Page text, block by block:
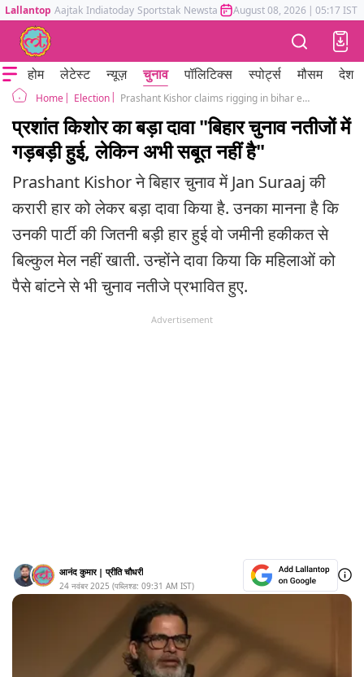
Lallantop Aajtak Indiatoday Sportstak Newstak Mumbai Tak Astrotak
August 08, 2026 | 05:17 IST
होम लेटेस्ट न्यूज़ चुनाव पॉलिटिक्स स्पोर्ट्स मौसम देश
Home Election Prashant Kishor claims rigging in bihar election result but do not have evidence
प्रशांत किशोर का बड़ा दावा "बिहार चुनाव नतीजों में
गड़बड़ी हुई, लेकिन अभी सबूत नहीं है"
Prashant Kishor ने बिहार चुनाव में Jan Suraaj की
करारी हार को लेकर बड़ा दावा किया है. उनका मानना है कि
उनकी पार्टी की जितनी बड़ी हार हुई वो जमीनी हकीकत से
बिल्कुल मेल नहीं खाती. उन्होंने दावा किया कि महिलाओं को
पैसे बांटने से भी चुनाव नतीजे प्रभावित हुए.
Advertisement
आनंद कुमार | प्रीति चौधरी
24 नवंबर 2025 (पब्लिश्ड: 09:31 AM IST)